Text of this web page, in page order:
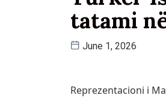
tatami
June 1, 2026
Reprezentacioni i